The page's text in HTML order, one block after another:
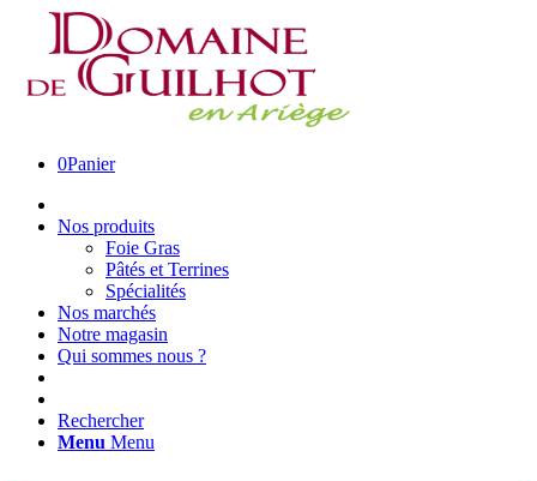
0Panier
Nos produits
Foie Gras
Pâtés et Terrines
Spécialités
Nos marchés
Notre magasin
Qui sommes nous ?
Rechercher
Menu Menu